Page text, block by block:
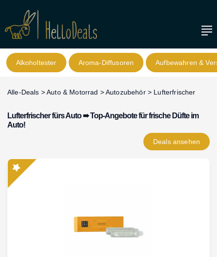
Alkoholtester Aroma-Diffusoren Aufbewahren &
Alle-Deals >Auto & Motorrad >Autozubehör> Lufterfrischer
Lufterfrischer fürs Auto ➠ Top-Angebote für frische Düfte im
Auto!
Dealsansehen